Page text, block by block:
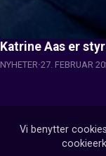
Katrine Aas er
NYHETER 27. FEBRUAR
Vi benytter